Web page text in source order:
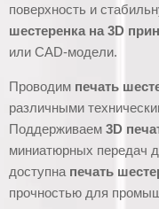
поверхность и
шестеренка на 3D
или CAD-модели.
Проводим печать
различными
Поддерживаем 3D
миниатюрных передач
доступна печать
прочностью для